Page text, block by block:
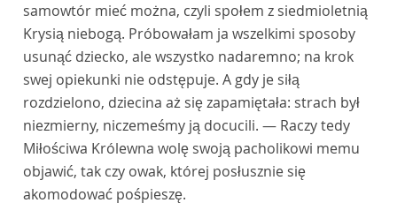
samowtór mieć można, czyli społem z siedmioletnią
Krysią niebogą. Próbowałam ja wszelkimi sposoby
usunąć dziecko, ale wszystko nadaremno; na krok
swej opiekunki nie odstępuje. A gdy je siłą
rozdzielono, dziecina aż się zapamiętała: strach był
niezmierny, niczemeśmy ją docucili. — Raczy tedy
Miłościwa Królewna wolę swoją pacholikowi memu
objawić, tak czy owak, której posłusznie się
akomodować pośpieszę.